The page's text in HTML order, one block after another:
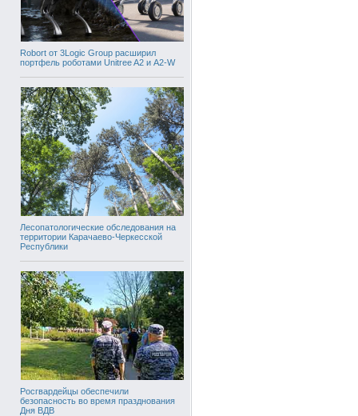
Robort от 3Logic Group расширил
портфель роботами Unitree A2 и A2-W
Лесопатологические обследования на
территории Карачаево-Черкесской
Республики
Росгвардейцы обеспечили
безопасность во время празднования
Дня ВДВ